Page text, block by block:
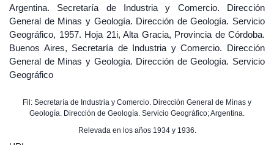
Argentina. Secretaría de Industria y Comercio. Dirección
General de Minas y Geología. Dirección de Geología. Servicio
Geográfico, 1957. Hoja 21i, Alta Gracia, Provincia de Córdoba.
Buenos Aires, Secretaría de Industria y Comercio. Dirección
General de Minas y Geología. Dirección de Geología. Servicio
Geográfico
Fil: Secretaría de Industria y Comercio. Dirección General de Minas y
Geología. Dirección de Geología. Servicio Geográfico; Argentina.
Relevada en los años 1934 y 1936.